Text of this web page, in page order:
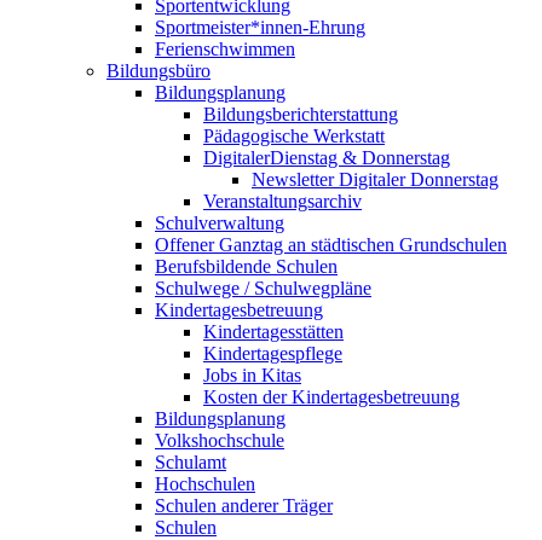
Sportentwicklung
Sportmeister*innen-Ehrung
Ferienschwimmen
Bildungsbüro
Bildungsplanung
Bildungsberichterstattung
Pädagogische Werkstatt
DigitalerDienstag & Donnerstag
Newsletter Digitaler Donnerstag
Veranstaltungsarchiv
Schulverwaltung
Offener Ganztag an städtischen Grundschulen
Berufsbildende Schulen
Schulwege / Schulwegpläne
Kindertagesbetreuung
Kindertagesstätten
Kindertagespflege
Jobs in Kitas
Kosten der Kindertagesbetreuung
Bildungsplanung
Volkshochschule
Schulamt
Hochschulen
Schulen anderer Träger
Schulen